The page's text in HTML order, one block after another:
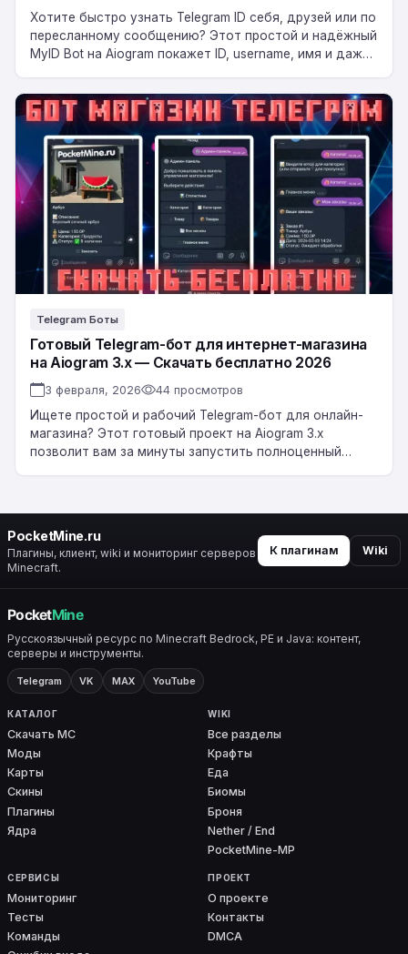
Хотите быстро узнать Telegram ID себя, друзей или по
пересланному сообщению? Этот простой и надёжный
MyID Bot на Aiogram покажет ID, username, имя и даже
Готовый
Telegram-
для
интернет-
магазина
на
Aiogram
Скачать
бесплатно
2026
Telegram Боты
Готовый Telegram-бот для интернет-магазина
на Aiogram 3.x — Скачать бесплатно 2026
3 февраля, 2026 44 просмотров
Ищете простой и рабочий Telegram-бот для онлайн-
магазина? Этот готовый проект на Aiogram 3.x
позволит вам за минуты запустить полноценный
PocketMine.ru
Плагины, клиент, wiki и мониторинг серверов
Minecraft.
К плагинам Wiki
Русскоязычный ресурс по Minecraft Bedrock, PE и Java: контент,
серверы и инструменты.
Telegram VK MAX YouTube
КАТАЛОГ
Скачать MC
Моды
Карты
Скины
Плагины
Ядра
WIKI
Все разделы
Крафты
Еда
Биомы
Броня
Nether / End
PocketMine-MP
СЕРВИСЫ
Мониторинг
Тесты
Команды
ПРОЕКТ
О проекте
Контакты
DMCA